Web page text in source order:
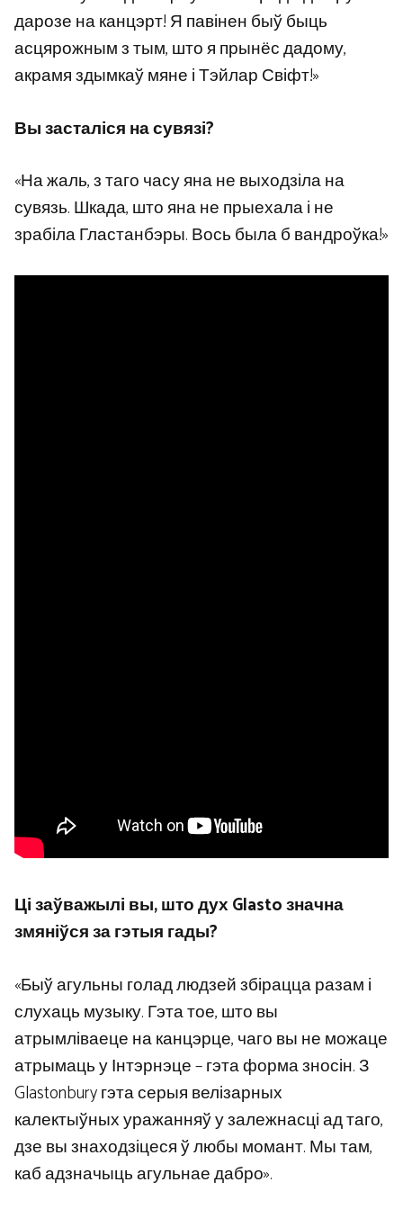
дарозе на канцэрт! Я павінен быў быць
асцярожным з тым, што я прынёс дадому,
акрамя здымкаў мяне і Тэйлар Свіфт!»
Вы засталіся на сувязі?
«На жаль, з таго часу яна не выходзіла на
сувязь. Шкада, што яна не прыехала і не
зрабіла Гластанбэры. Вось была б вандроўка!»
Ці заўважылі вы, што дух Glasto значна
змяніўся за гэтыя гады?
«Быў агульны голад людзей збірацца разам і
слухаць музыку. Гэта тое, што вы
атрымліваеце на канцэрце, чаго вы не можаце
атрымаць у Інтэрнэце – гэта форма зносін. З
Glastonbury гэта серыя велізарных
калектыўных уражанняў у залежнасці ад таго,
дзе вы знаходзіцеся ў любы момант. Мы там,
каб адзначыць агульнае дабро».